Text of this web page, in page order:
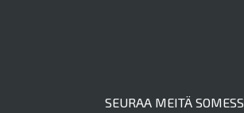
SEURAA MEITÄ